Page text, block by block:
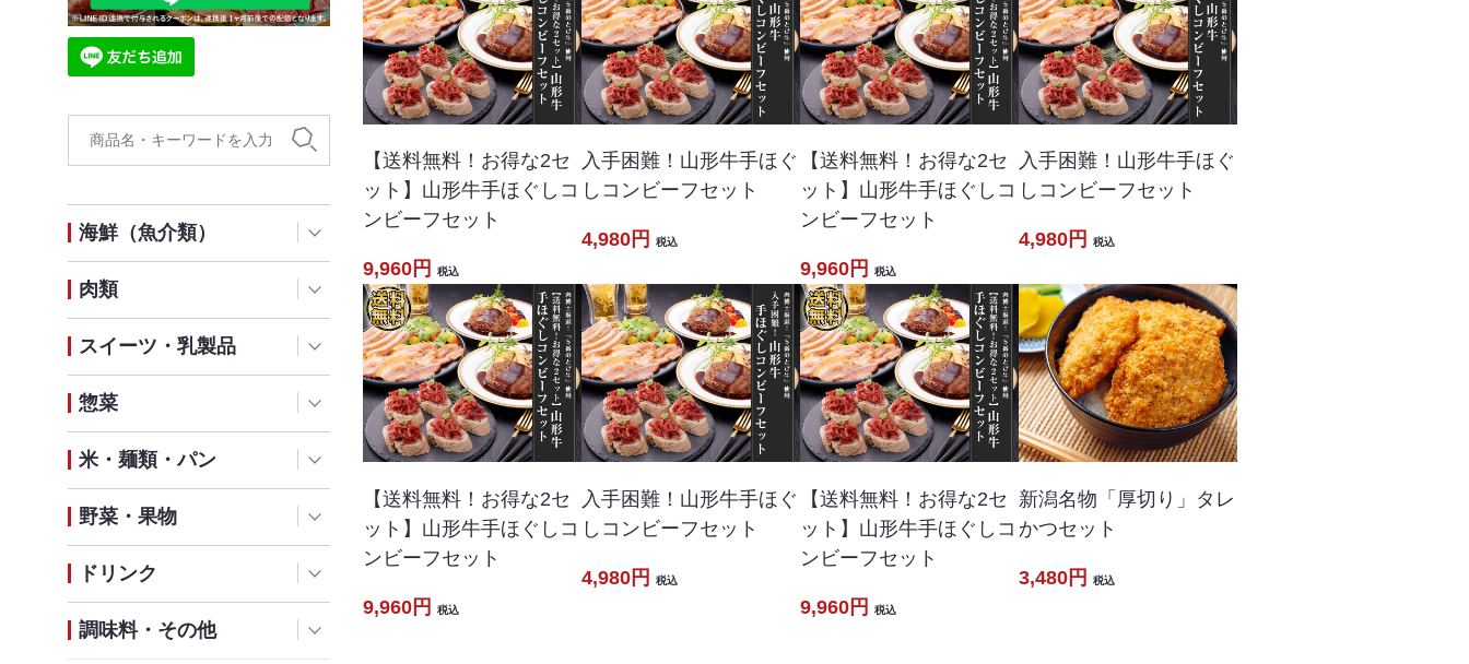
海鮮（魚介類）
肉類
スイーツ・乳製品
惣菜
米・麺類・パン
野菜・果物
ドリンク
調味料・その他
【送料無料！お得な2セ
ット】山形牛手ほぐしコ
ンビーフセット
9,960円 税込
入手困難！山形牛手ほぐ
しコンビーフセット
4,980円 税込
【送料無料！お得な2セ
ット】山形牛手ほぐしコ
ンビーフセット
9,960円 税込
入手困難！山形牛手ほぐ
しコンビーフセット
4,980円 税込
【送料無料！お得な2セ
ット】山形牛手ほぐしコ
ンビーフセット
9,960円 税込
入手困難！山形牛手ほぐ
しコンビーフセット
4,980円 税込
【送料無料！お得な2セ
ット】山形牛手ほぐしコ
ンビーフセット
9,960円 税込
新潟名物「厚切り」タレ
かつセット
3,480円 税込